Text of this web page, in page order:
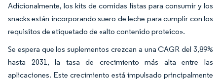
Adicionalmente, los kits de comidas listas para consumir y los
snacks están incorporando suero de leche para cumplir con los
requisitos de etiquetado de «alto contenido proteico».
Se espera que los suplementos crezcan a una CAGR del 3,89%
hasta 2031, la tasa de crecimiento más alta entre las
aplicaciones. Este crecimiento está impulsado principalmente